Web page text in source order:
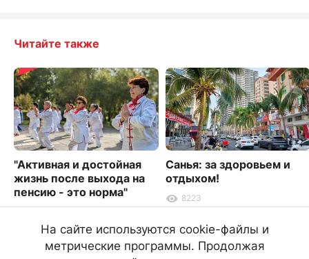
Читайте также
"Активная и достойная
жизнь после выхода на
пенсию - это норма"
Санья: за здоровьем и
отдыхом!
8223
На сайте используются cookie-файлы и
метрические программы. Продолжая